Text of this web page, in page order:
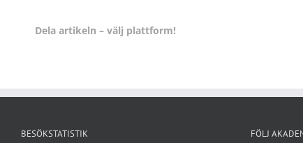
Dela artikeln – välj plattform!
BESÖKSTATISTIK FÖLJ